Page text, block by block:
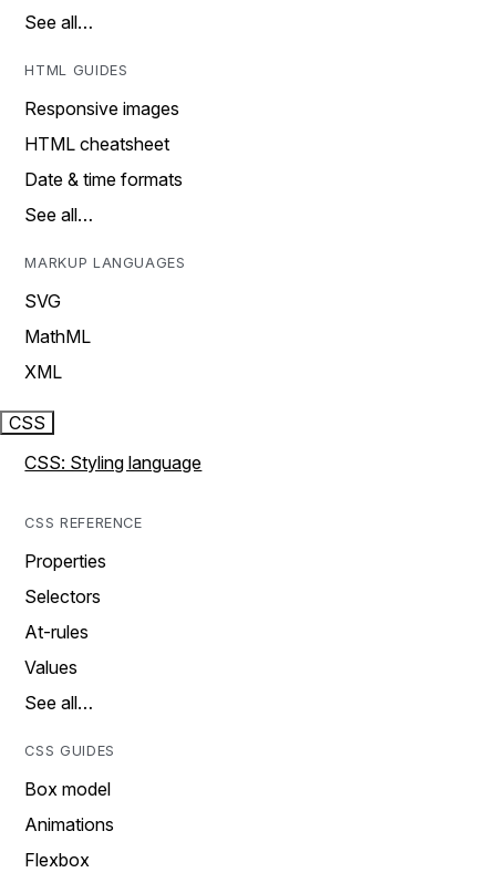
See all…
HTML GUIDES
Responsive images
HTML cheatsheet
Date & time formats
See all…
MARKUP LANGUAGES
SVG
MathML
XML
CSS
CSS: Styling language
CSS REFERENCE
Properties
Selectors
At-rules
Values
See all…
CSS GUIDES
Box model
Animations
Flexbox